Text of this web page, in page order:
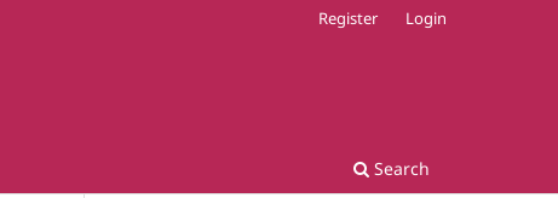
Search
Register Login